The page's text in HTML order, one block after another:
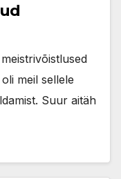
meil sellele
Suur aitäh